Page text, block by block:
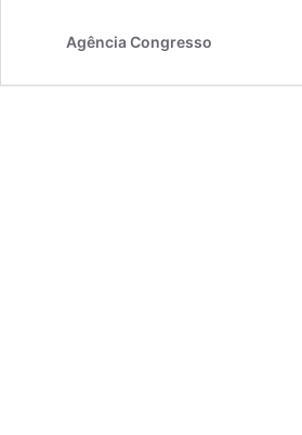
Agência Congresso